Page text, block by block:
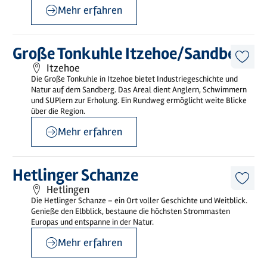
Mehr erfahren
Große Tonkuhle Itzehoe/Sandberg
Itzehoe
Die Große Tonkuhle in Itzehoe bietet Industriegeschichte und
Natur auf dem Sandberg. Das Areal dient Anglern, Schwimmern
und SUPlern zur Erholung. Ein Rundweg ermöglicht weite Blicke
über die Region.
Mehr
erfahren
Mehr erfahren
Hetlinger Schanze
Hetlingen
Die Hetlinger Schanze – ein Ort voller Geschichte und Weitblick.
Genieße den Elbblick, bestaune die höchsten Strommasten
Europas und entspanne in der Natur.
Mehr
erfahren
Mehr erfahren